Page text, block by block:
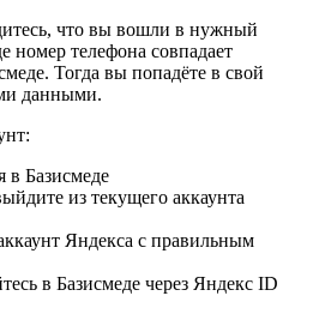
что вы вошли в нужный
номер телефона совпадает
Тогда вы попадёте в свой
данными.
в Базисмеде
из текущего аккаунта
Яндекса с правильным
в Базисмеде через Яндекс ID